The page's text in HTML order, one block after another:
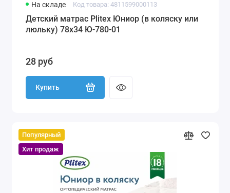
На складе Код товара: 4811599000113
Детский матрас Plitex Юниор (в коляску или
люльку) 78x34 Ю-780-01
28 руб
Купить
Популярный
Хит продаж